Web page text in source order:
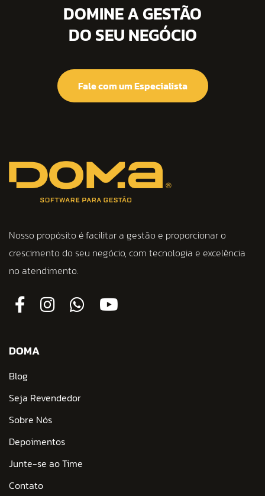
DOMINE A GESTÃO
DO SEU NEGÓCIO
Fale com um Especialista
Nosso propósito é facilitar a gestão e proporcionar o
crescimento do seu negócio, com tecnologia e excelência
no atendimento.
DOMA
Blog
Seja Revendedor
Sobre Nós
Depoimentos
Junte-se ao Time
Contato